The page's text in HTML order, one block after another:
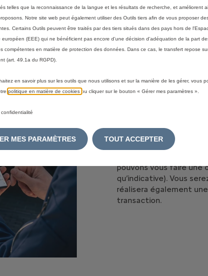
la valeur de
La valeur de reprise
des transactions
l’état et les options
pouvons vous faire une
qu’indicative). Vous
réalisera également
transaction.
telles que la reconnaissance de la langue et les résultats de recherche, et améliorent
Notre site web peut également utiliser des Outils tiers afin de vous proposer
Certains Outils peuvent être traités par des tiers situés dans des pays hors de
européen (EEE) qui ne bénéficient pas encore d'une décision d'adéquation de la part
compétentes en matière de protection des données. Dans ce cas, le transfert repose
(art. 49.1a du RGPD).
en savoir plus sur les outils que nous utilisons et sur la manière de les gérer, vous
politique en matière de cookies ou cliquer sur le bouton « Gérer mes paramètres ».
MES PARAMÈTRES TOUT ACCEPTER